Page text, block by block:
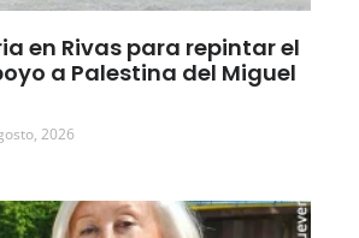
en Rivas para repintar el
a Palestina del Miguel
2026